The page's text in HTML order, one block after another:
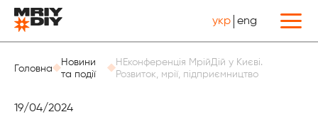
Назад
укр eng
Головна
Новини
та події
НЕконференція МрійДій у Києві.
Розвиток, мрії, підприємництво
19/04/2024